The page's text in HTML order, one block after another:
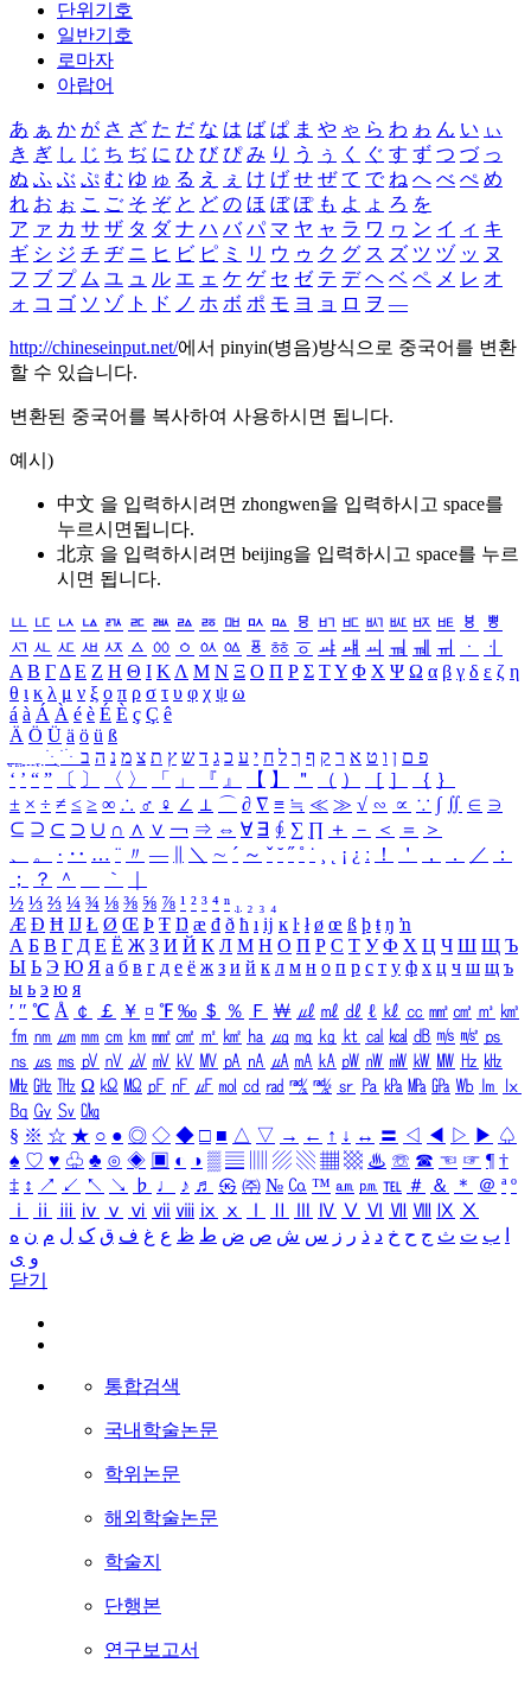
단위기호
일반기호
로마자
아랍어
あ ぁ か が さ ざ た だ な は ば ぱ ま や ゃ ら わ ゎ ん い ぃ
き ぎ し じ ち ぢ に ひ び ぴ み り う ぅ く ぐ す ず つ づ っ
ぬ ふ ぶ ぷ む ゆ ゅ る え ぇ け げ せ ぜ て で ね へ べ ぺ め
れ お ぉ こ ご そ ぞ と ど の ほ ぼ ぽ も よ ょ ろ を
ア ァ カ サ ザ タ ダ ナ ハ バ パ マ ヤ ャ ラ ワ ヮ ン イ ィ キ
ギ シ ジ チ ヂ ニ ヒ ビ ピ ミ リ ウ ゥ ク グ ス ズ ツ ヅ ッ ヌ
フ ブ プ ム ユ ュ ル エ ェ ケ ゲ セ ゼ テ デ ヘ ベ ペ メ レ オ
ォ コ ゴ ソ ゾ ト ド ノ ホ ボ ポ モ ヨ ョ ロ ヲ ―
http://chineseinput.net/에서 pinyin(병음)방식으로 중국어를 변환
할 수 있습니다.
변환된 중국어를 복사하여 사용하시면 됩니다.
예시)
中文 을 입력하시려면 zhongwen을 입력하시고 space를
누르시면됩니다.
北京 을 입력하시려면 beijing을 입력하시고 space를 누르
시면 됩니다.
ㅥ ㅦ ㅧ ㅨ ㅩ ㅪ ㅫ ㅬ ㅭ ㅮ ㅯ ㅰ ㅱ ㅲ ㅳ ㅴ ㅵ ㅶ ㅷ ㅸ
ㅹ
ㅺ ㅻ ㅼ ㅽ ㅾ ㅿ ㆀ ㆁ ㆂ ㆃ ㆄ ㆅ ㆆ ㆇ ㆈ ㆉ ㆊ ㆋ ㆌ ㆍ
ㆎ
Α Β ΓΔ Ε Ζ Η Θ Ι ΚΛ Μ Ν Ξ Ο Π Ρ Σ ΤΥ Φ Χ Ψ Ω α β γ δ ε ζ η
θ ι κ λ μ ν ξ ο π ρ σ τ υ φ χ ψ ω
á à Á À é è É È ç Ç ê
Ä Ö Ü ä ö ü ß
ִֶֹ ֻּ ׁׂ פ ם ן ו ט א ר ק ף ך ל ח י ע כ ג ד ש ץ ת צ מ נ ה ב
‘ ’ “ ” 〔 〕 〈 〉 「 」 『 』 【 】 ＂ （ ） ［ ］ ｛ ｝
± × ÷ ≠ ≤ ≥ ∞ ∴ ♂ ♀ ∠ ⊥ ⌒ ∂ ∇ ≡ ≒ ≪ ≫ √ ∽ ∝ ∵ ∫ ∬ ∈ ∋
⊆ ⊇ ⊂ ⊃ ∪ ∩ ∧ ∨ ￢ ⇒ ⇔ ∀ ∃ ∮ ∑ ∏ ＋ － ＜ ＝
＞
、
。 · ‥ … ¨ 〃 ― ＼ ∼ ´ ～ ˇ ˘ ˝ ˚ ˙ ¸ ¡ ¿ ː ！ ＇ ， ． ／
：
；
？ ＾ ｀
½ ⅓ ⅔ ¼ ¾ ⅛ ⅜ ⅝ ⅞ ¹ ² ³ ⁴ ⁿ ₁ ₂ ₃ ₄
Æ Ð Ħ Ĳ Ł Ø Œ Þ Ŧ Ŋ æ đ ð ħ ı ĳ ĸ ŀ ł ø œ ß þ ŧ ŋ ŉ
А Б В Г Д Е Ё Ж З И Й К Л М Н О П Р С Т У Ф Х Ц Ч Ш Щ Ъ
Ы Ь Э Ю Я а б в г д е ё ж з и й к л м н о п р с т у ф х ц ч ш щ ъ
ы ь э ю я
′ ″ ℃ Å ￠ ￡ ￥ ¤ ℉ ‰ ＄ ％ Ｆ ￦ ㎕ ㎖ ㎗ ℓ ㎘ ㏄ ㎣ ㎤ ㎥ ㎦
㎙ ㎚ ㎛ ㎜ ㎝ ㎞ ㎟ ㎠ ㎡ ㎢ ㏊ ㎍ ㎎ ㎏ ㏏ ㎈ ㎉ ㏈ ㎧ ㎨ ㎰
㎱ ㎲ ㎳ ㎴ ㎵ ㎶ ㎷ ㎸ ㎹ ㎀ ㎁ ㎂ ㎃ ㎄ ㎺ ㎻ ㎽ ㎾ ㎿ ㎐ ㎑
㎒ ㎓ ㎔ Ω ㏀ ㏁ ㎊ ㎋ ㎌ ㏖ ㏅ ㎭ ㎮ ㎯ ㏛ ㎩ ㎪ ㎫ ㎬ ㏝ ㏐
㏓
㏃ ㏉ ㏜ ㏆
§ ※ ☆ ★ ○ ● ◎ ◇ ◆ □ ■ △ ▽ → ← ↑ ↓ ↔ 〓 ◁ ◀ ▷ ▶ ♤
♠ ♡ ♥ ♧ ♣ ⊙ ◈ ▣ ◐ ◑ ▒ ▤ ▨ ▧ ▦ ▩ ♨ ☏ ☎ ☜ ☞ ¶ †
‡ ↕ ↗ ↙ ↖ ↘ ♭ ♩ ♪ ♬ ㉿ ㈜ № ㏇ ™ ㏂ ㏘ ℡ ＃ ＆ ＊ ＠ ª º
ⅰ
ⅱ ⅲ ⅳ ⅴ ⅵ ⅶ ⅷ ⅸ ⅹ Ⅳ Ⅴ Ⅵ Ⅶ Ⅷ Ⅸ Ⅹ
ب ت ث ج ح خ د ذ ر ز س ش ص ض ط ظ ع غ ف ق ک ل م ن ه
و ی
닫기
통합검색
국내학술논문
학위논문
해외학술논문
학술지
단행본
연구보고서